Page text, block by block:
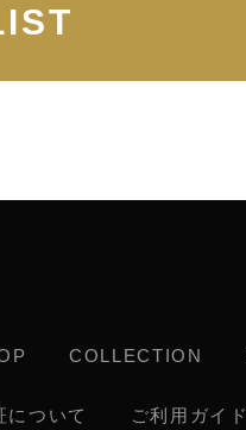
COLLECTION
について ご利用ガイド